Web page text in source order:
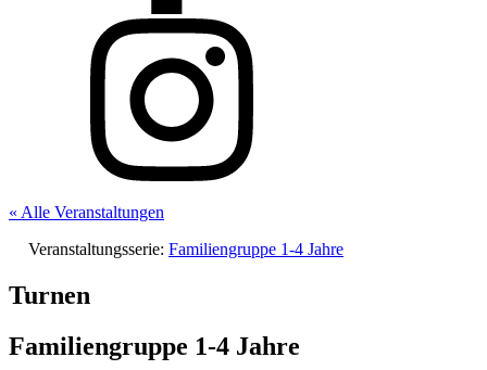
« Alle Veranstaltungen
Veranstaltungsserie: Familiengruppe 1-4 Jahre
Turnen
Familiengruppe 1-4 Jahre